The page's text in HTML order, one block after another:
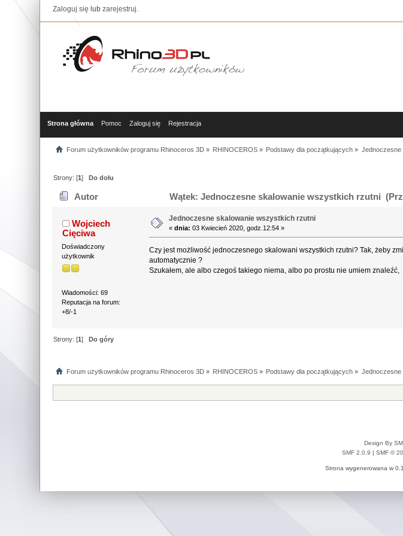
Zaloguj się lubzarejestruj.
Strona główna Pomoc Zaloguj się Rejestracja
Forum użytkowników programu Rhinoceros 3D» RHINOCEROS » Podstawy dla początkujących » Jednoczesne
Strony: [1]Do dołu
Autor Wątek: Jednoczesne skalowanie wszystkich rzutni
Wojciech
Cięciwa
Doświadczony
użytkownik
Wiadomości: 69
Reputacja na forum:
+8/-1
Jednoczesne skalowanie wszystkich rzutni
« dnia: 03 Kwiecień 2020, godz.12:54 »
Czy jest możliwość jednoczesnego skalowani wszystkich rzutni? Tak, żeby
automatycznie ?
Szukałem, ale albo czegoś takiego niema, albo po prostu nie umiem znaleźć,
Strony: [1]
Do góry
Forum użytkowników programu Rhinoceros 3D» RHINOCEROS » Podstawy dla początkujących » Jednoczesne
Design By
SMF 2.0.9 | SMF ©
Strona wygenerowana w